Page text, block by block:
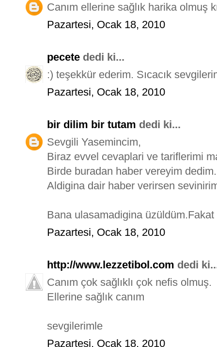
Canım ellerine sağlık harika olmuş
Pazartesi, Ocak 18, 2010
pecete dedi ki...
:) teşekkür ederim. Sıcacık
Pazartesi, Ocak 18, 2010
bir dilim bir tutam dedi ki...
Sevgili Yasemincim,
Biraz evvel cevaplari ve tariflerimi
Birde buradan haber vereyim dedim.
Aldigina dair haber verirsen
Bana ulasamadigina
Pazartesi, Ocak 18, 2010
http://www.lezzetibol.com dedi
Canım çok sağlıklı çok nefis olmuş.
Ellerine sağlık canım
sevgilerimle
Pazartesi, Ocak 18, 2010